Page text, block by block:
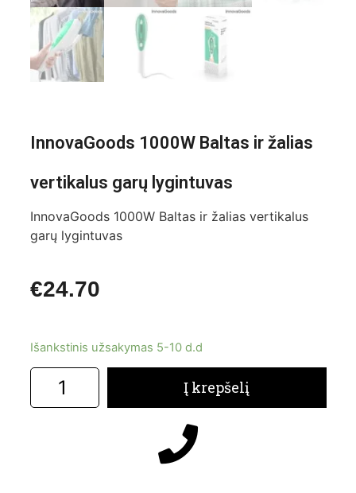
InnovaGoods 1000W Baltas ir žalias
vertikalus garų lygintuvas
InnovaGoods 1000W Baltas ir žalias vertikalus
garų lygintuvas
€24.70
Išankstinis užsakymas 5-10 d.d
Į krepšelį